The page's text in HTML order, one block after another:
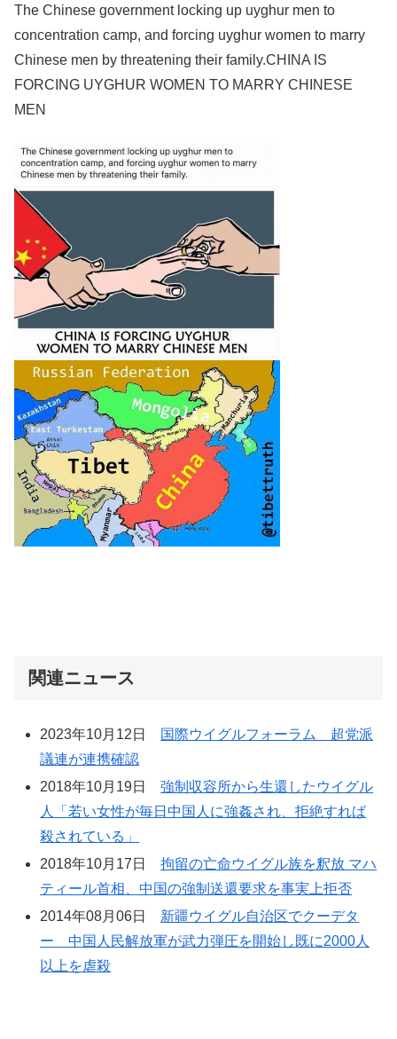
The Chinese government locking up uyghur men to
concentration camp, and forcing uyghur women to marry
Chinese men by threatening their family.CHINA IS
FORCING UYGHUR WOMEN TO MARRY CHINESE
MEN
関連ニュース
2023年10月12日
国際ウイグルフォーラム 超党派
議連が連携確認
2018年10月19日強制収容所から生還したウイグル
人「若い女性が毎日中国人に強姦され、拒絶すれば
殺されている」
2018年10月17日拘留の亡命ウイグル族を釈放 マハ
ティール首相、中国の強制送還要求を事実上拒否
2014年08月06日 新疆ウイグル自治区でクーデタ
ー 中国人民解放軍が武力弾圧を開始し既に2000人
以上を虐殺